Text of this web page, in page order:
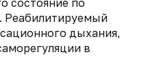
Реабилитируемый
дыхания,
в